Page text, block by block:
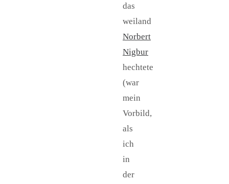
das
weiland
Norbert
Nigbur
hechtete
(war
mein
Vorbild,
als
ich
in
der